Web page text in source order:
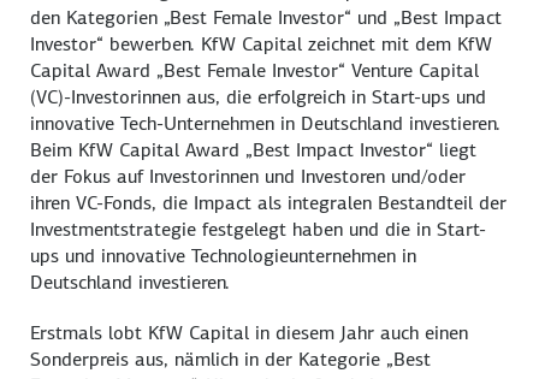
den Kategorien „Best Female Investor“ und „Best Impact
Investor“ bewerben. KfW Capital zeichnet mit dem KfW
Capital Award „Best Female Investor“Venture Capital
(VC)-Investorinnen aus, die erfolgreich in Start-ups und
innovative Tech-Unternehmen in Deutschland investieren.
Beim KfW Capital Award „Best Impact Investor“ liegt
der Fokus auf Investorinnen und Investoren und/oder
ihren VC-Fonds, die Impact als integralen Bestandteil der
Investmentstrategie festgelegt haben und die in Start-
ups und innovative Technologieunternehmen in
Deutschland investieren.
Erstmals lobt KfW Capital in diesem Jahr auch einen
Sonderpreis aus, nämlich in der Kategorie „Best